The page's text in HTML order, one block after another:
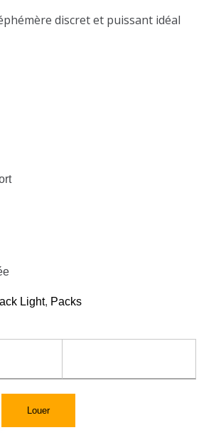
discret et puissant idéal
Light, Packs
Louer